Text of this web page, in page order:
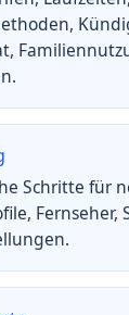
Schritte für
Fernseher,